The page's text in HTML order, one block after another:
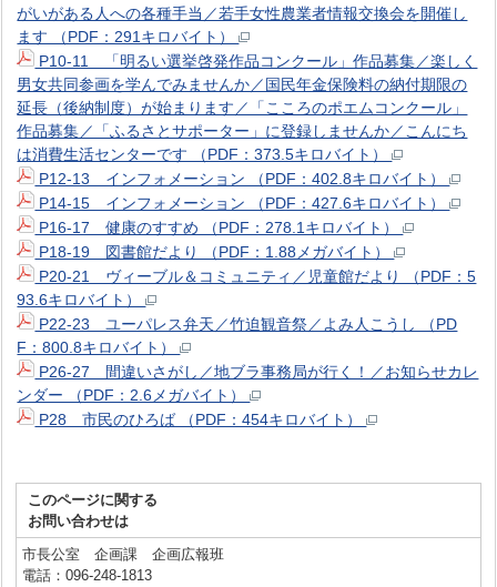
がいがある人への各種手当／若手女性農業者情報交換会を開催し
ます （PDF：291キロバイト）
P10-11 「明るい選挙啓発作品コンクール」作品募集／楽しく
男女共同参画を学んでみませんか／国民年金保険料の納付期限の
延長（後納制度）が始まります／「こころのポエムコンクール」
作品募集／「ふるさとサポーター」に登録しませんか／こんにち
は消費生活センターです （PDF：373.5キロバイト）
P12-13 インフォメーション （PDF：402.8キロバイト）
P14-15 インフォメーション （PDF：427.6キロバイト）
P16-17 健康のすすめ （PDF：278.1キロバイト）
P18-19 図書館だより （PDF：1.88メガバイト）
P20-21 ヴィーブル＆コミュニティ／児童館だより （PDF：5
93.6キロバイト）
P22-23 ユーパレス弁天／竹迫観音祭／よみ人こうし （PD
F：800.8キロバイト）
P26-27 間違いさがし／地ブラ事務局が行く！／お知らせカレ
ンダー （PDF：2.6メガバイト）
P28 市民のひろば （PDF：454キロバイト）
このページに関する
お問い合わせは
市長公室 企画課 企画広報班
電話：096-248-1813